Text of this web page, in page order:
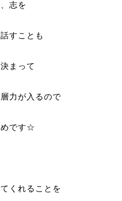
志を
すことも
まって
力が入るので
めです☆
くれることを